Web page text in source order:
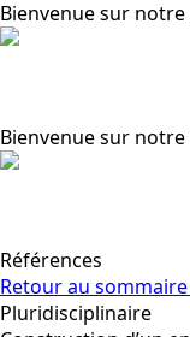
Bienvenue sur
Bienvenue sur
Références
Retour au
Pluridisciplinaire